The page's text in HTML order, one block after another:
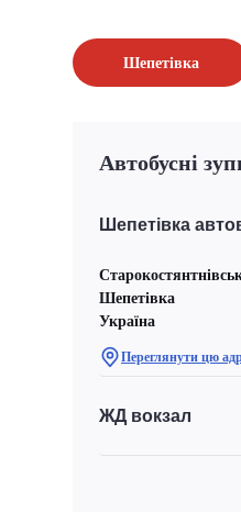
Шепетівка
Автобусні
Шепетівка
Шепетівка
Україна
Переглянути цю
ЖД вокзал